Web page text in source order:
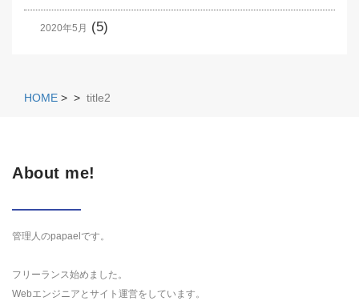
2020年5月 (5)
HOME > > title2
About me!
管理人のpapaelです。
フリーランス始めました。
Webエンジニアとサイト運営をしています。